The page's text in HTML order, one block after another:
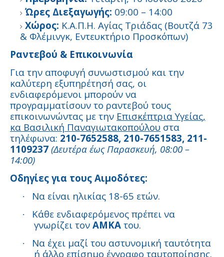
Ώρες Διεξαγωγής: 09:00 – 14:00
Χώρος: Κ.Α.Π.Η. Αγίας Τριάδας (Βουτζά 73
& Φλέμινγκ, Εντευκτήριο Προσκόπων)
Ραντεβού & Επικοινωνία
Για την αποφυγή συνωστισμού και την
καλύτερη εξυπηρέτησή σας, οι
ενδιαφερόμενοι μπορούν να
προγραμματίσουν το ραντεβού τους
επικοινωνώντας με την Επισκέπτρια Υγείας,
κα Βασιλική Παναγιωτακοπούλου στα
τηλέφωνα: 210-7652588, 210-7651583, 211-
1109237 (Δευτέρα έως Παρασκευή, 08:00 –
14:00)
Οδηγίες για τους Αιμοδότες:
· Να είναι ηλικίας 18-65 ετών.
·
Κάθε ενδιαφερόμενος πρέπει να
γνωρίζει τον ΑΜΚΑ του.
·
Να έχει μαζί του αστυνομική ταυτότητα
ή άλλο επίσημο έγγραφο ταυτοποίησης.